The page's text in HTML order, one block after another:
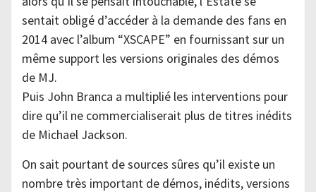
sentait obligé d’accéder à la demande des fans en
2014 avec l’album “XSCAPE” en fournissant sur un
même support les versions originales des démos
de MJ.
Puis John Branca a multiplié les interventions pour
dire qu’il ne commercialiserait plus de titres inédits
de Michael Jackson.
On sait pourtant de sources sûres qu’il existe un
nombre très important de démos, inédits, versions